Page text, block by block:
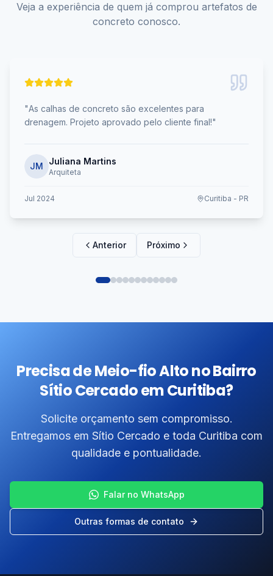
Veja a experiência de quem já comprou artefatos de
concreto conosco.
"As calhas de concreto são excelentes para
drenagem. Projeto aprovado pelo cliente final!"
JM Juliana Martins
Arquiteta
Jul 2024 Curitiba - PR
Anterior Próximo
Precisa de Meio-fio Alto no Bairro
Sítio Cercado em Curitiba?
Solicite orçamento sem compromisso.
Entregamos em Sítio Cercado e toda Curitiba com
qualidade e pontualidade.
Falar no WhatsApp
Outras formas de contato